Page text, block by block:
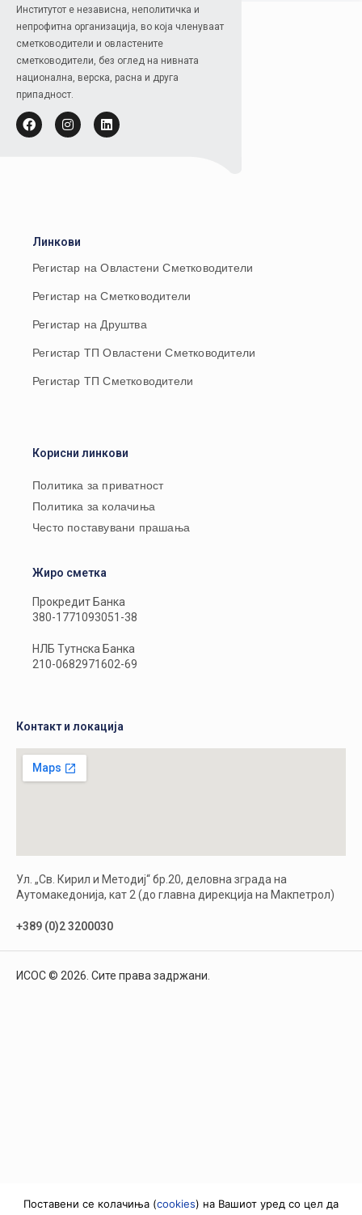
Институтот е независна, неполитичка и
непрофитна организација, во која членуваат
сметководители и овластените
сметководители, без оглед на нивната
национална, верска, расна и друга
припадност.
Линкови
Регистар на Овластени Сметководители
Регистар на Сметководители
Регистар на Друштва
Регистар ТП Овластени Сметководители
Регистар ТП Сметководители
Корисни линкови
Политика за приватност
Политика за колачиња
Често поставувани прашања
Жиро сметка
Прокредит Банка
380-1771093051-38
НЛБ Тутнска Банка
210-0682971602-69
Контакт и локација
Ул. „Св. Кирил и Методиј“ бр.20, деловна зграда на
Аутомакедонија, кат 2 (до главна дирекција на Макпетрол)
+389 (0)2 3200030
ИСОС © 2026. Сите права задржани.
Поставени се колачиња (cookies) на Вашиот уред со цел да